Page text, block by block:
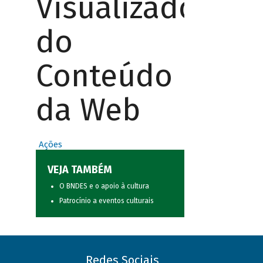
Visualizador
do
Conteúdo
da Web
Ações
VEJA TAMBÉM
O BNDES e o apoio à cultura
Patrocínio a eventos culturais
Redes Sociais